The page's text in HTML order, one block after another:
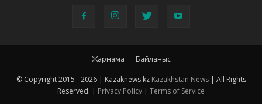
Жарнама Байланыс
© Copyright 2015 -2026 | Kazaknews.kz Kazakhstan News| All Rights
Reserved. | Privacy Policy | Terms of Service